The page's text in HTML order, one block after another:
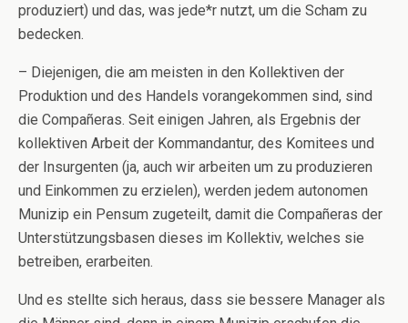
produziert) und das, was jede*r nutzt, um die Scham zu
bedecken.
– Diejenigen, die am meisten in den Kollektiven der
Produktion und des Handels vorangekommen sind, sind
die Compañeras. Seit einigen Jahren, als Ergebnis der
kollektiven Arbeit der Kommandantur, des Komitees und
der Insurgenten (ja, auch wir arbeiten um zu produzieren
und Einkommen zu erzielen), werden jedem autonomen
Munizip ein Pensum zugeteilt, damit die Compañeras der
Unterstützungsbasen dieses im Kollektiv, welches sie
betreiben, erarbeiten.
Und es stellte sich heraus, dass sie bessere Manager als